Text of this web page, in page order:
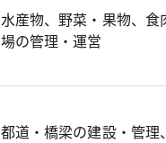
水産物、野菜・果物、
場の管理・運営
都道・橋梁の建設・管